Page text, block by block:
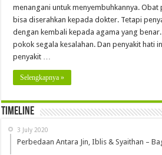
menangani untuk menyembuhkannya.
bisa diserahkan kepada dokter. Tetapi
dengan kembali kepada agama yang
pokok segala kesalahan. Dan penyakit hati
penyakit …
Selengkapnya »
Timeline
3 July 2020
Perbedaan Antara Jin, Iblis & Syaithan –